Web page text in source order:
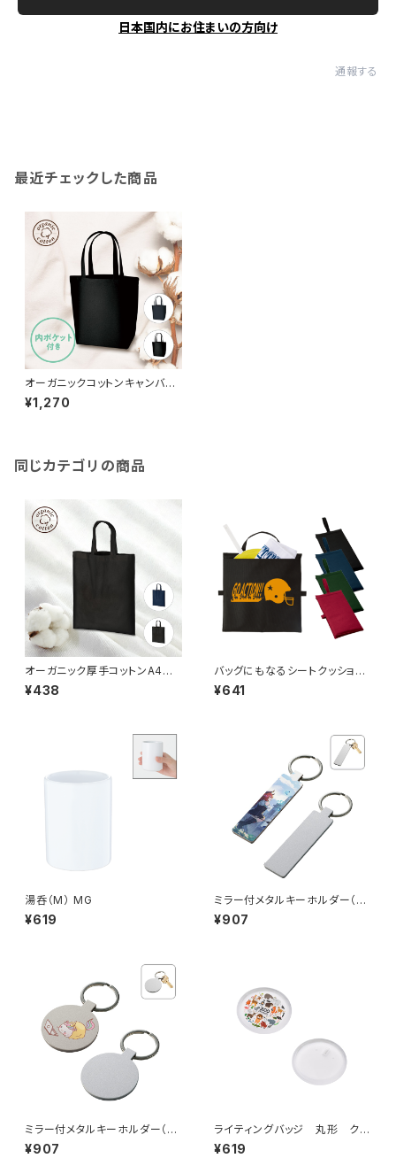
日本国内にお住まいの方向け
通報する
最近チェックした商品
オーガニックコットンキャンバス
トート（L）MG 内ポケット
¥1,270
同じカテゴリの商品
オーガニック厚手コットンA4フラ
ットバッグ MG
¥438
バッグにもなるシートクッショ
ン MG
¥641
湯呑（M） MG
¥619
ミラー付メタルキーホルダー（ス
¥907
ミラー付メタルキーホルダー（ラ
ウンド） マットシルバー MG
¥907
ライティングバッジ 丸形 クリ
ア MG
¥619